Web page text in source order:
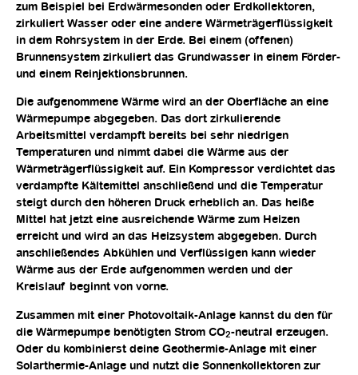
zum Beispiel bei Erdwärmesonden oder Erdkollektoren,
zirkuliert Wasser oder eine andere Wärmeträgerflüssigkeit
in dem Rohrsystem in der Erde. Bei einem (offenen)
Brunnensystem zirkuliert das Grundwasser in einem Förder-
und einem Reinjektionsbrunnen.
Die aufgenommene Wärme wird an der Oberfläche an eine
Wärmepumpe abgegeben. Das dort zirkulierende
Arbeitsmittel verdampft bereits bei sehr niedrigen
Temperaturen und nimmt dabei die Wärme aus der
Wärmeträgerflüssigkeit auf. Ein Kompressor verdichtet das
verdampfte Kältemittel anschließend und die Temperatur
steigt durch den höheren Druck erheblich an. Das heiße
Mittel hat jetzt eine ausreichende Wärme zum Heizen
erreicht und wird an das Heizsystem abgegeben. Durch
anschließendes Abkühlen und Verflüssigen kann wieder
Wärme aus der Erde aufgenommen werden und der
Kreislauf beginnt von vorne.
Zusammen mit einer Photovoltaik-Anlage kannst du den für
die Wärmepumpe benötigten Strom CO2-neutral erzeugen.
Oder du kombinierst deine Geothermie-Anlage mit einer
Solarthermie-Anlage und nutzt die Sonnenkollektoren zur